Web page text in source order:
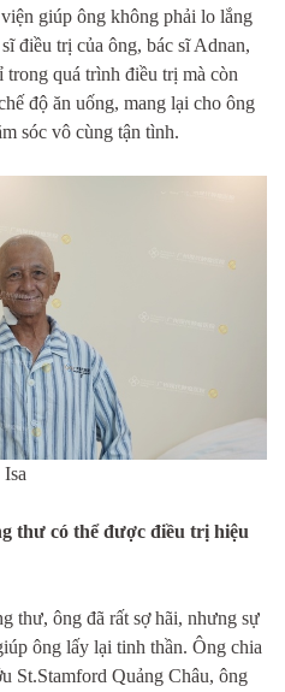
giúp ông không phải lo lắng
điều trị của ông, bác sĩ Adnan,
trong quá trình điều trị mà còn
độ ăn uống, mang lại cho ông
sóc vô cùng tận tình.
Isa
thư có thể được điều trị hiệu
thư, ông đã rất sợ hãi, nhưng sự
ông lấy lại tinh thần. Ông chia
St.Stamford Quảng Châu, ông